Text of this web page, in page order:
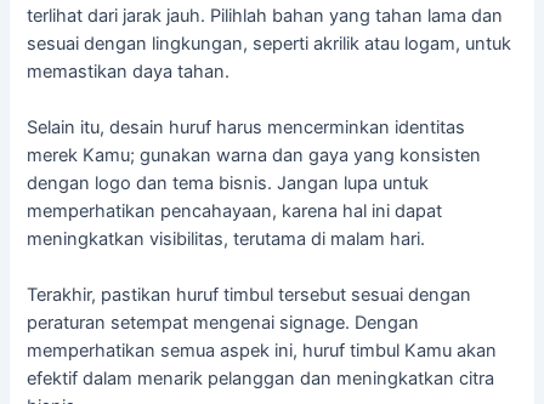
terlihat dari jarak jauh. Pilihlah bahan yang tahan lama dan
sesuai dengan lingkungan, seperti akrilik atau logam, untuk
memastikan daya tahan.
Selain itu, desain huruf harus mencerminkan identitas
merek Kamu; gunakan warna dan gaya yang konsisten
dengan logo dan tema bisnis. Jangan lupa untuk
memperhatikan pencahayaan, karena hal ini dapat
meningkatkan visibilitas, terutama di malam hari.
Terakhir, pastikan huruf timbul tersebut sesuai dengan
peraturan setempat mengenai signage. Dengan
memperhatikan semua aspek ini, huruf timbul Kamu akan
efektif dalam menarik pelanggan dan meningkatkan citra